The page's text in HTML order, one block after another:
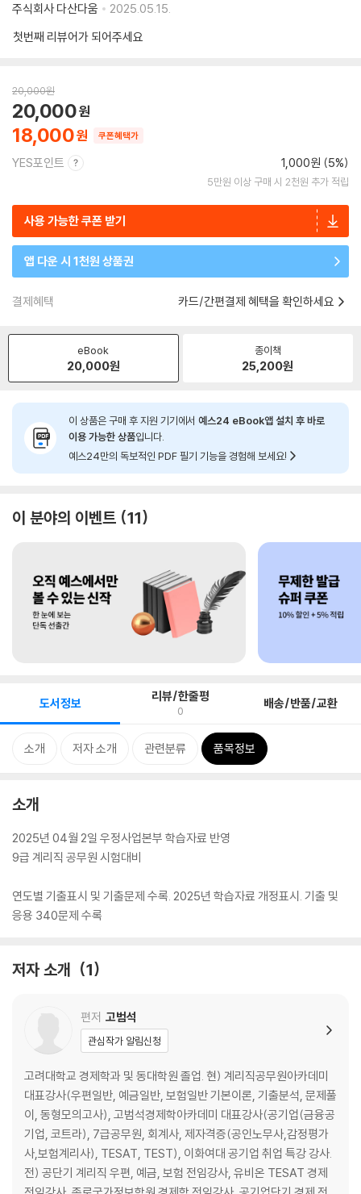
주식회사 다산다움
2025.05.15.
첫번째 리뷰어가 되어주세요
20,000원
18,000
20,000
쿠폰혜택가
YES포인트 1,000원 (5%)
5만원 이상 구매 시 2천원 추가 적립
사용 가능한 쿠폰 받기
앱 다운 시 1천원 상품권
결제혜택 카드/간편결제 혜택을 확인하세요
eBook
20,000원
종이책
25,200원
이 상품은 구매 후 지원 기기에서 예스24 eBook앱 설치 후 바로
이용 가능한 상품입니다.
예스24만의 독보적인 PDF 필기 기능을 경험해 보세요!
이 분야의 이벤트 11
도서정보 리뷰/한줄평
0 배송/반품/교환
소개 저자 소개 관련분류 품목정보
소개
2025년 04월 2일 우정사업본부 학습자료 반영
9급 계리직 공무원 시험대비
연도별 기출표시 및 기출문제 수록. 2025년 학습자료 개정표시. 기출 및
응용 340문제 수록
저자 소개 1
편저 고범석
관심작가 알림신청
고려대학교 경제학과 및 동대학원 졸업. 현) 계리직공무원아카데미
대표강사(우편일반, 예금일반, 보험일반 기본이론, 기출분석, 문제풀
이, 동형모의고사), 고범석경제학아카데미 대표강사(공기업(금융공
기업, 코트라), 7급공무원, 회계사, 제자격증(공인노무사,감정평가
사,보험계리사), TESAT, TEST), 이화여대 공기업 취업 특강 강사.
전) 공단기 계리직 우편, 예금, 보험 전임강사, 유비온 TESAT 경제